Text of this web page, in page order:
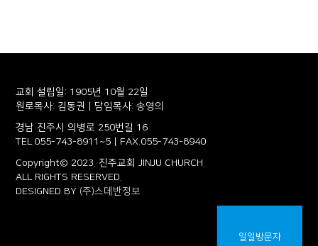
교회 설립일: 1905년 10월 22일
원로목사: 김동권 | 담임목사: 송영의
경남 진주시 의병로 250번길 16
TEL.055-743-8911~5 | FAX.055-743-8940
Copyright© 2023. 진주교회 JINJU CHURCH.
ALL RIGHTS RESERVED.
DESIGNED BY (주)스데반정보
일일방문자